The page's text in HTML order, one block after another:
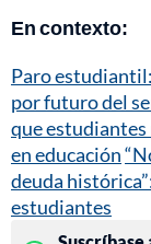
En contexto:
Paro
por futuro del
que
en educación
deuda
estudiantes